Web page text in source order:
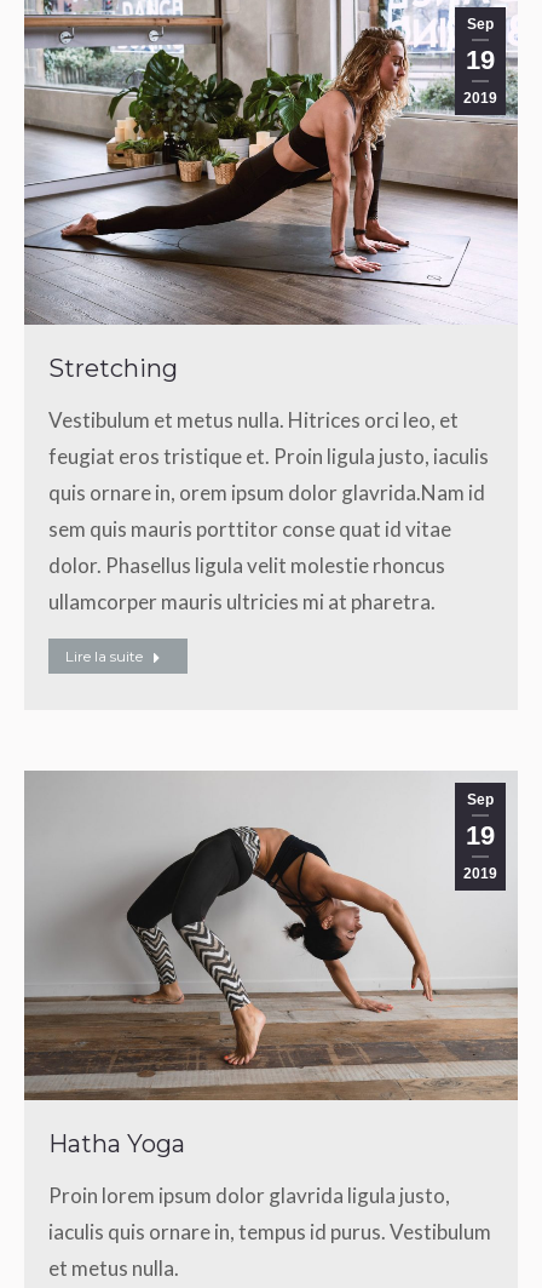
Sep
19
2019
Stretching
Vestibulum et metus nulla. Hitrices orci leo, et
feugiat eros tristique et. Proin ligula justo, iaculis
quis ornare in, orem ipsum dolor glavrida.Nam id
sem quis mauris porttitor conse quat id vitae
dolor. Phasellus ligula velit molestie rhoncus
ullamcorper mauris ultricies mi at pharetra.
Lire la suite
Sep
19
2019
Hatha Yoga
Proin lorem ipsum dolor glavrida ligula justo,
iaculis quis ornare in, tempus id purus. Vestibulum
et metus nulla.